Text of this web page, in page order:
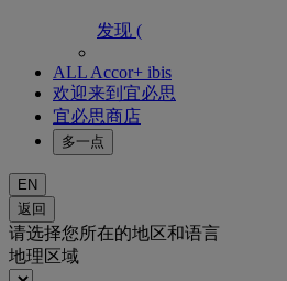
发现 (
ALL Accor+ ibis
欢迎来到宜必思
宜必思商店
多一点
EN
返回
请选择您所在的地区和语言
地理区域